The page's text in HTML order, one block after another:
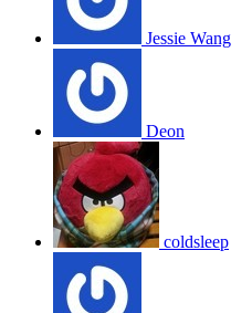
Jessie Wang
Deon
coldsleep